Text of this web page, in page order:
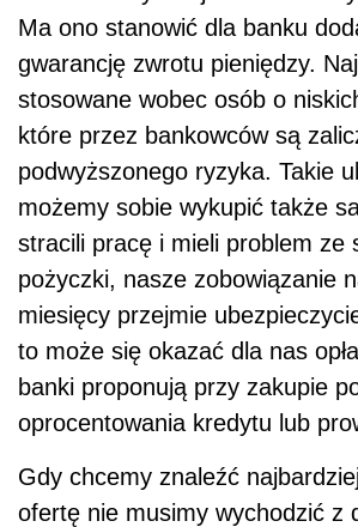
Ma ono stanowić dla banku
gwarancję zwrotu pieniędzy.
stosowane wobec osób o
które przez bankowców są
podwyższonego ryzyka. Takie
możemy sobie wykupić także
stracili pracę i mieli problem ze
pożyczki, nasze zobowiązanie
miesięcy przejmie
to może się okazać dla nas
banki proponują przy zakupie
oprocentowania kredytu lub
Gdy chcemy znaleźć
ofertę nie musimy wychodzić z